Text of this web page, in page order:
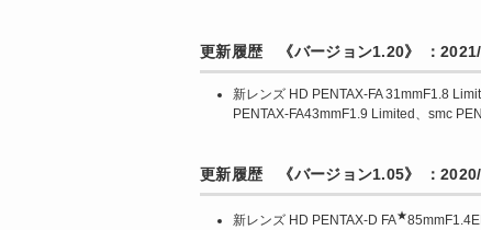
更新履歴 《バージョン1.20》 ：
新レンズ HD PENTAX-FA 31mmF1.8
PENTAX-FA43mmF1.9 Limited、smc
更新履歴 《バージョン1.05》 ：
新レンズ HD PENTAX-D FA★